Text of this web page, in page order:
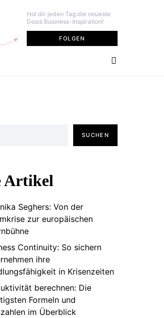
Hol dir jeden Tag die neueste
Dosis Business-Inspiration!
FOLGEN
SUCHEN
Artikel
Seghers: Von der
zur europäischen
Continuity: So sichern
ihre
in Krisenzeiten
berechnen: Die
Formeln und
im Überblick